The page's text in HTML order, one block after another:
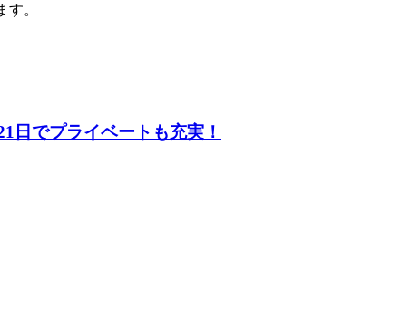
。
日でプライベートも充実！